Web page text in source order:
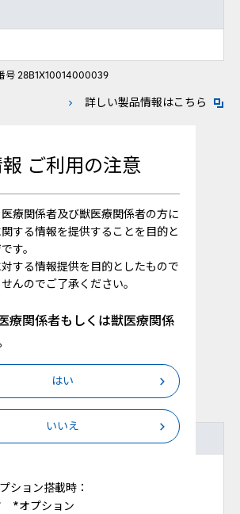
ご利用の注意
療関係者及び獣医療関係者の方に
する情報を提供することを目的と
す。
する情報提供を目的としたもので
んのでご了承ください。
療関係者もしくは獣医療関係
はい
いいえ
号 28B1X10014000039
詳しい製品情報はこちら 新規
測定タイプ)
ション搭載時：
*オプション